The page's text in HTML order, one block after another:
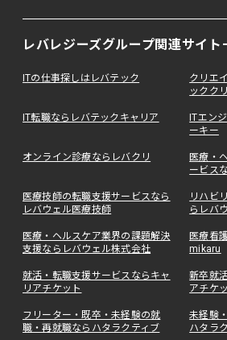
レバレジーズグループ関連サイト
ITの仕事探しはレバテック
クリエ
ックク
IT転職ならレバテックキャリア
ITエン
ーキー
オンライン診療ならレバクリ
医療・
ービス
医療技師の転職支援サービスなら
レバウェル医療技師
リハビ
らレバ
医療・ヘルスケア業界の課題解決
支援ならレバウェル株式会社
医療看
mikaru
就活・転職支援サービスならキャ
リアチケット
新卒就
アチケ
フリーター・既卒・未経験の就
職・再就職ならハタラクティブ
未経験
ハタラ